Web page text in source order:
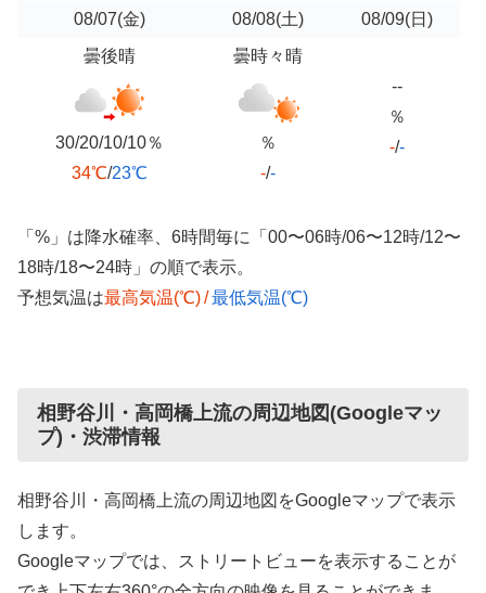
08/07(金) 08/08(土) 08/09(日)
曇後晴
30/20/10/10％
34℃/23℃
曇時々晴
％
-/-
--
％
-/-
「%」は降水確率、6時間毎に「00〜06時/06〜12時/12〜
18時/18〜24時」の順で表示。
予想気温は最高気温(℃)/最低気温(℃)
相野谷川・高岡橋上流の周辺地図(Googleマッ
プ)・渋滞情報
相野谷川・高岡橋上流の周辺地図をGoogleマップで表示
します。
Googleマップでは、ストリートビューを表示することが